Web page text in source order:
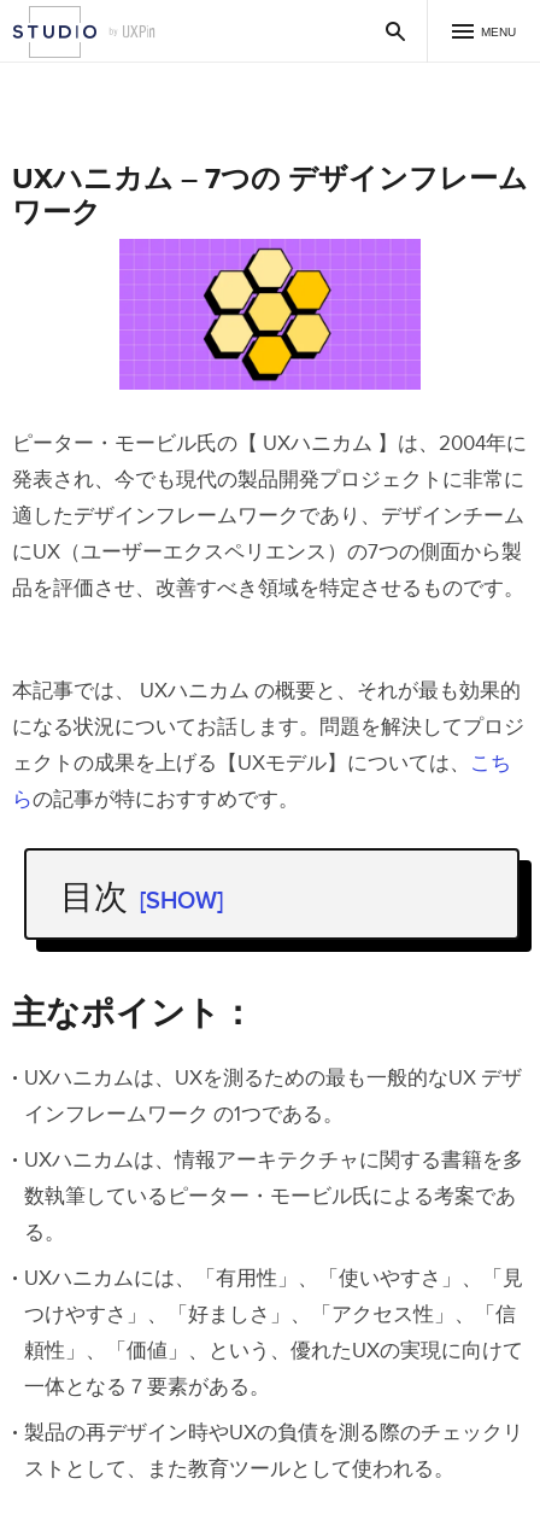
MENU
UXハニカム – 7つの デザインフレーム
ワーク
ピーター・モービル氏の【 UXハニカム 】は、2004年に
発表され、今でも現代の製品開発プロジェクトに非常に
適したデザインフレームワークであり、デザインチーム
にUX（ユーザーエクスペリエンス）の7つの側面から製
品を評価させ、改善すべき領域を特定させるものです。
本記事では、 UXハニカム の概要と、それが最も効果的
になる状況についてお話します。問題を解決してプロジ
ェクトの成果を上げる【UXモデル】については、 こち
らの記事が特におすすめです。
目次 [SHOW]
主なポイント：
UXハニカム とは
モービル氏とは
UXハニカムの7面
1. 有用性
3. 好ましさ
4. 見つけやすさ
5. アクセス性
6. 信頼性
7. 価値
主なポイント：
UXハニカムは、UXを測るための最も一般的なUX デザ
インフレームワーク の1つである。
UXハニカムは、情報アーキテクチャに関する書籍を多
数執筆しているピーター・モービル氏による考案であ
る。
UXハニカムには、「有用性」、「使いやすさ」、「見
つけやすさ」、「好ましさ」、「アクセス性」、「信
頼性」、「価値」、という、優れたUXの実現に向けて
一体となる７要素がある。
製品の再デザイン時やUXの負債を測る際のチェックリ
ストとして、また教育ツールとして使われる。